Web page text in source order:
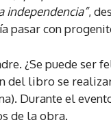
independencia”,
pasar con
¿Se puede ser
del libro se
Durante el
de la obra.